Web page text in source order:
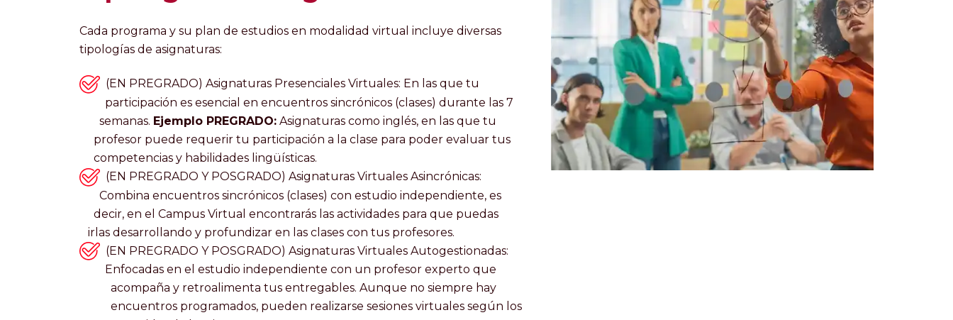
Cada programa y su plan de estudios en modalidad virtual incluye diversas
tipologías de asignaturas:
(EN PREGRADO) Asignaturas Presenciales Virtuales: En las que tu
participación es esencial en encuentros sincrónicos (clases) durante las 7
semanas. Ejemplo PREGRADO: Asignaturas como inglés, en las que tu
profesor puede requerir tu participación a la clase para poder evaluar tus
competencias y habilidades lingüísticas.
(EN PREGRADO Y POSGRADO) Asignaturas Virtuales Asincrónicas:
Combina encuentros sincrónicos (clases) con estudio independiente, es
decir, en el Campus Virtual encontrarás las actividades para que puedas
irlas desarrollando y profundizar en las clases con tus profesores.
(EN PREGRADO Y POSGRADO) Asignaturas Virtuales Autogestionadas:
Enfocadas en el estudio independiente con un profesor experto que
acompaña y retroalimenta tus entregables. Aunque no siempre hay
encuentros programados, pueden realizarse sesiones virtuales según los